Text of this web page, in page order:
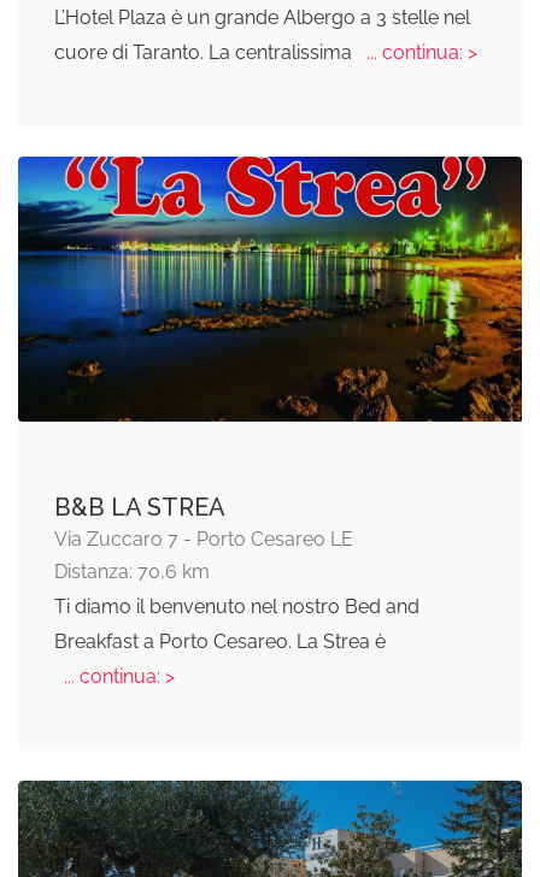
L’Hotel Plaza è un grande Albergo a 3 stelle nel
cuore di Taranto. La centralissima
... continua: >
B&B LA STREA
Via Zuccaro 7 - Porto Cesareo LE
Distanza: 70,6 km
Ti diamo il benvenuto nel nostro Bed and
Breakfast a Porto Cesareo. La Strea è
... continua: >